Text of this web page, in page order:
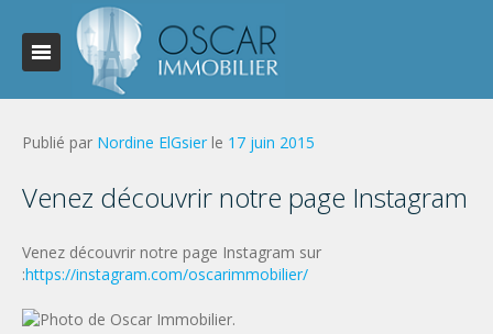
Publié par Nordine ElGsier le 17 juin 2015
Venez découvrir notre page Instagram
Venez découvrir notre page Instagram sur
:https://instagram.com/oscarimmobilier/